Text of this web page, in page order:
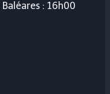
: 16h00